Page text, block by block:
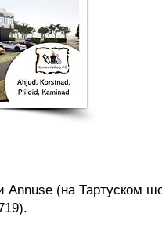
(на Тартуском